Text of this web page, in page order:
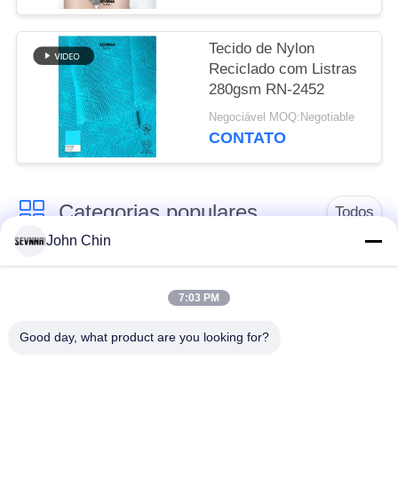
Tecido de Nylon
Reciclado com Listras
280gsm RN-2452
Negociável MOQ:Negotiable
CONTATO
Categorias populares Todos
Tela reciclada do
Tela de nylon
reciclada
tecido de poliéster
Tela reciclada de
John Chin
7:03 PM
Good day, what product are you looking for?